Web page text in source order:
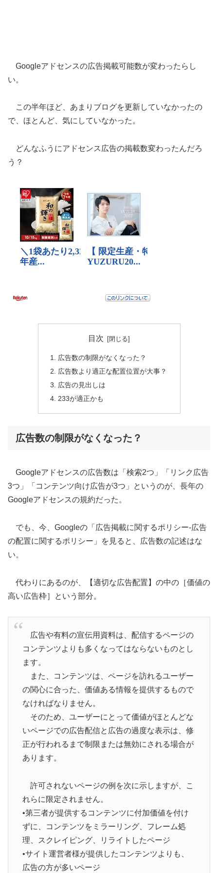
Googleアドセンスの広告掲載可能数が変わったらし
い。
この半年ほど、あまりブログを更新していなかったの
で、ほとんど、気にしていなかった。
どんなふうにアドセンス広告の掲載数変わったんだろ
う？
目次
広告数の制限がなくなった？
広告数より適正な配置位置が大事？
広告の見出しは
233が適正かも
広告数の制限がなくなった？
Googleアドセンスの広告数は「検索2つ」「リンク広告
3つ」「コンテンツ向け広告が3つ」というのが、長年の
Googleアドセンスの規約だった。
でも、今、Googleの「広告掲載に関するポリシー-広告
の配置に関するポリシー」を見ると、広告数の記述はな
い。
代わりにあるのが、【適切な広告配置】の中の［価値の
高い広告枠］という部分。
広告や有料の宣伝用資料は、配信するページの
コンテンツよりも多くなってはならないものとし
ます。
また、コンテンツは、ページを訪れるユーザー
の関心に合った、価値ある情報を提供するもので
なければなりません。
そのため、ユーザーにとって価値がほとんどな
いページでの広告配信と広告の過度な表示は、修
正が行われるまで制限または無効にされる場合が
あります。
許可されないページの例を次に示しますが、こ
れらに限定されません。
•第三者が提供するコンテンツに付加価値を付け
ずに、コンテンツをミラーリング、フレーム処
理、スクレイピング、リライトしたページ
•サイト運営者様が提供したコンテンツよりも、
広告の方が多いページ